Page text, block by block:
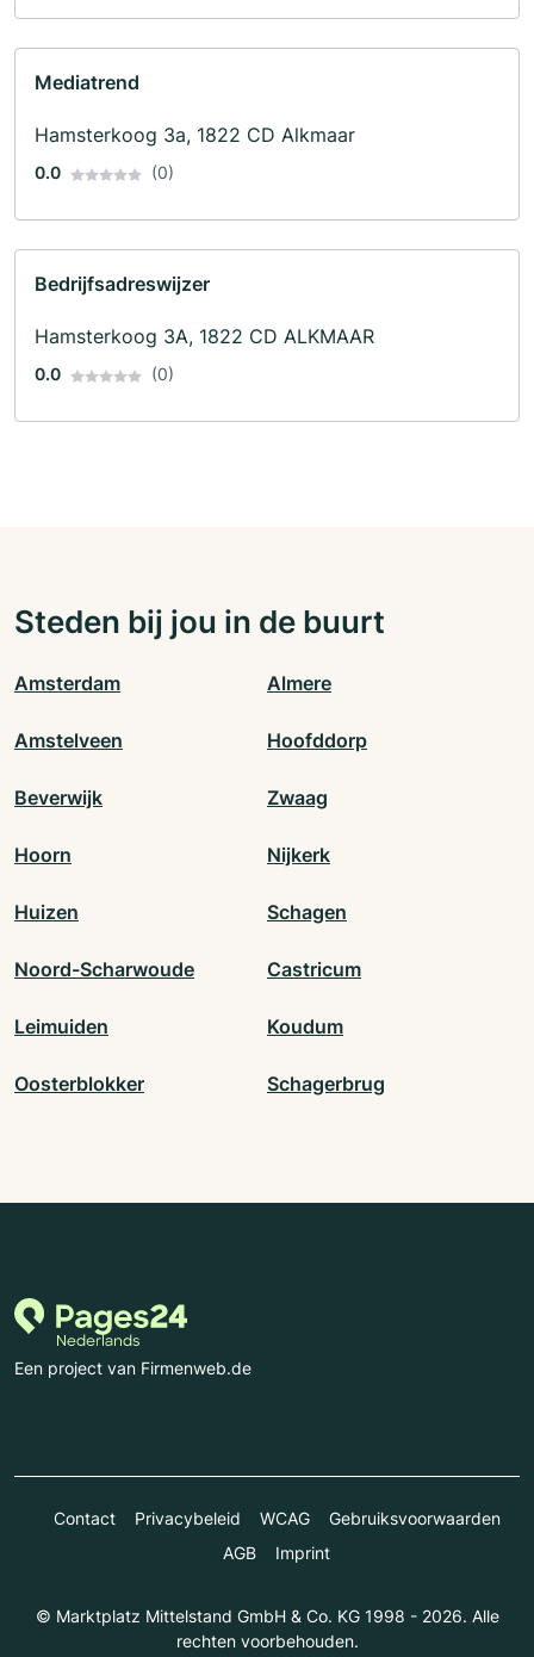
Mediatrend
Hamsterkoog 3a, 1822 CD Alkmaar
0.0 (0)
Bedrijfsadreswijzer
Hamsterkoog 3A, 1822 CD ALKMAAR
0.0 (0)
Steden bij jou in de buurt
Amsterdam Almere
Amstelveen Hoofddorp
Beverwijk Zwaag
Hoorn Nijkerk
Huizen Schagen
Noord-Scharwoude Castricum
Leimuiden Koudum
Oosterblokker Schagerbrug
Een project van Firmenweb.de
Contact Privacybeleid WCAG
Gebruiksvoorwaarden
AGB
Imprint
© Marktplatz Mittelstand GmbH & Co. KG 1998 - 2026. Alle
rechten voorbehouden.